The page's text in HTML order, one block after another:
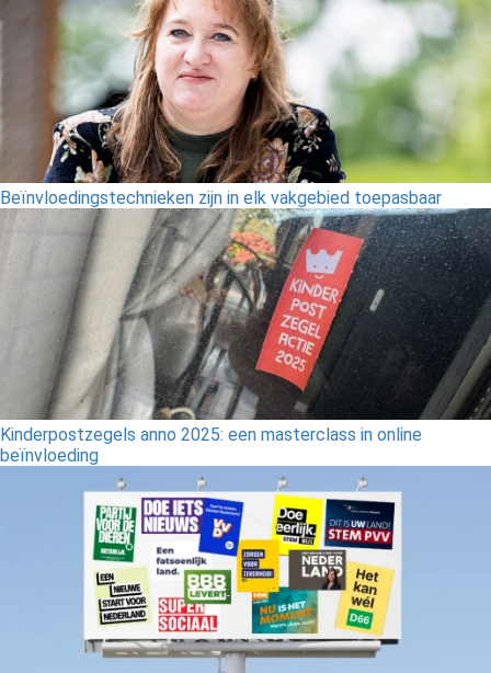
Beïnvloedingstechnieken zijn in elk vakgebied toepasbaar
Kinderpostzegels anno 2025: een masterclass in online
beïnvloeding